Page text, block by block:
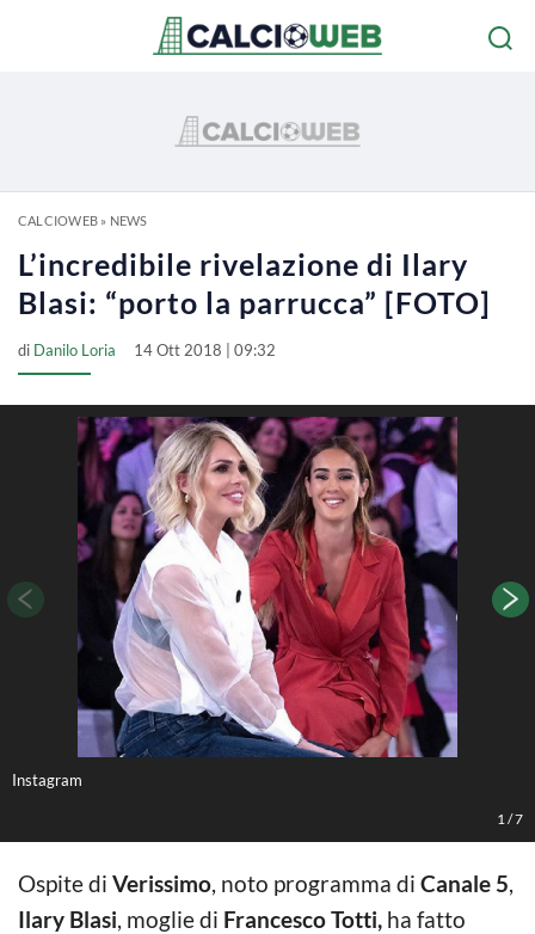
CALCIOWEB» NEWS
L’incredibile rivelazione di Ilary
Blasi: “porto la parrucca” [FOTO]
di Danilo Loria 14 Ott 2018 | 09:32
Instagram
1 /7
Ospite di Verissimo, noto programma di Canale 5,
Ilary Blasi, moglie di Francesco Totti, ha fatto